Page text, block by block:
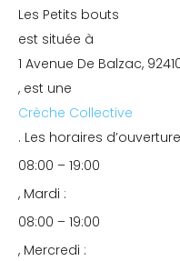
Les Petits bouts
est située à
1 Avenue De Balzac,
, est une
Crèche Collective
. Les horaires
08:00 – 19:00
, Mardi :
08:00 – 19:00
, Mercredi :